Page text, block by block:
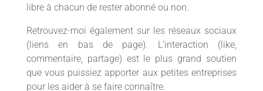
libre à chacun de rester abonné ou non.
Retrouvez-moi également sur les réseaux sociaux
(liens en bas de page). L'interaction (like,
commentaire, partage) est le plus grand soutien
que vous puissiez apporter aux petites entreprises
pour les aider à se faire connaître.